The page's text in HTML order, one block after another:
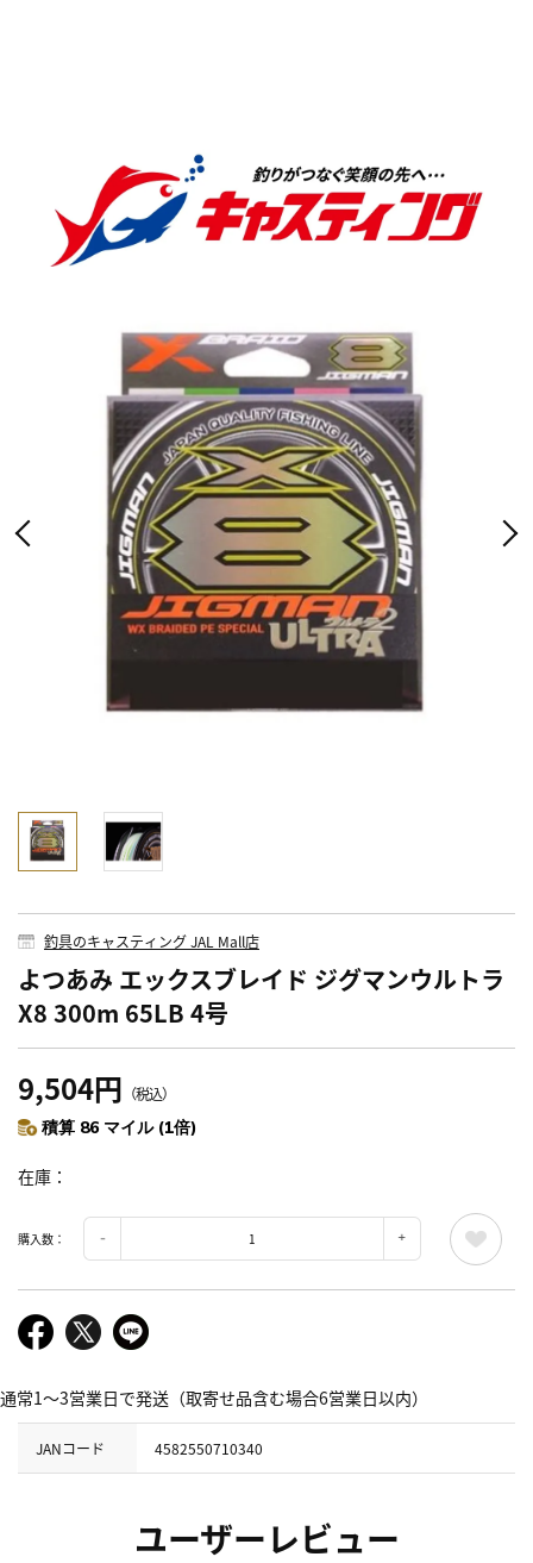
釣具のキャスティング JAL Mall店
よつあみ エックスブレイド ジグマンウルトラ
X8 300m 65LB 4号
9,504円 （税込）
積算 86 マイル (1倍)
在庫
購入数：
通常1～3営業日で発送（取寄せ品含む場合6営業日以内）
JANコード 4582550710340
ユーザーレビュー